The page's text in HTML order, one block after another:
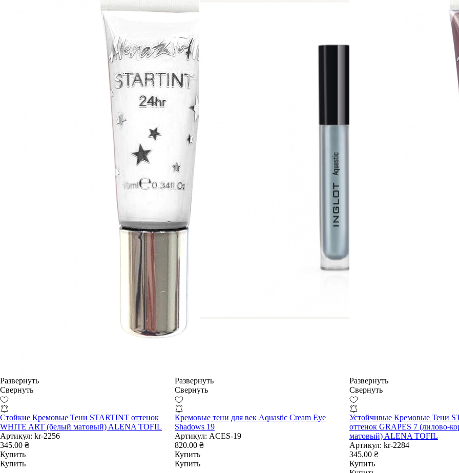
Развернуть
Свернуть
Стойкие Кремовые Тени STARTINT оттенок
WHITE ART (белый матовый) ALENA TOFIL
Артикул: kr-2256
345.00 ₴
Купить
Купить
Развернуть
Свернуть
Кремовые тени для век Aquastic Cream Eye
Shadows 19
Артикул: ACES-19
820.00 ₴
Купить
Купить
Развернуть
Свернуть
Устойчивые Кремовые Тени
оттенок GRAPES 7 (лилово-
матовый) ALENA TOFIL
Артикул: kr-2284
345.00 ₴
Купить